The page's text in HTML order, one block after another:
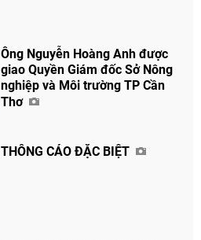
Ông Nguyễn Hoàng Anh được
giao Quyền Giám đốc Sở Nông
nghiệp và Môi trường TP Cần
Thơ
THÔNG CÁO ĐẶC BIỆT